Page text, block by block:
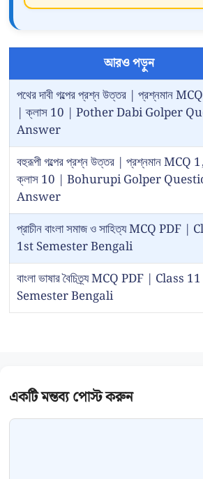
আরও পড়ুন
পথের দাবী গল্পের প্রশ্ন উত্তর | প্রশ্নমান
| ক্লাস 10 | Pother Dabi Golper
Answer
বহুরূপী গল্পের প্রশ্ন উত্তর | প্রশ্নমান MCQ
ক্লাস 10 | Bohurupi Golper
Answer
প্রাচীন বাংলা সমাজ ও সাহিত্য MCQ PDF |
1st Semester Bengali
বাংলা ভাষার বৈচিত্র্য MCQ PDF | Class
Semester Bengali
Comment